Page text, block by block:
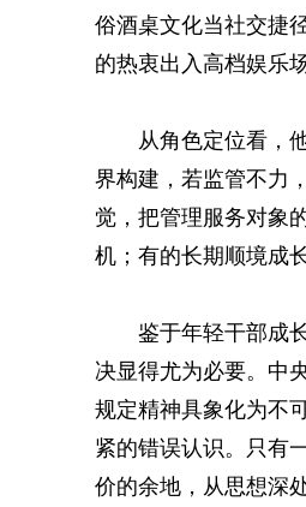
俗酒桌文化当社交捷
的热衷出入高档娱乐
从角色定位看，
界构建，若监管不力
觉，把管理服务对象
机；有的长期顺境成
鉴于年轻干部成
决显得尤为必要。中
规定精神具象化为不
紧的错误认识。只有
价的余地，从思想深